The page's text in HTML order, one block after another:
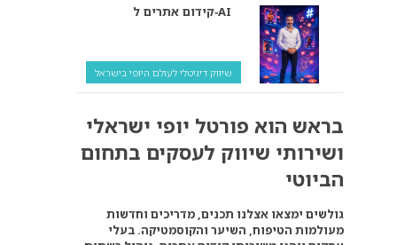
קידום אתרים ל‑AI
שיווק דיגיטלי לעולם היופי בישראל
ולמה העסק שלך צריך
להתאים את עצמו אליהם?
קידום ל‑AI לעומת קידום
רגיל: איפה הכסף נמצא
באמת?
בראש הוא פורטל יופי ישראלי
ושירותי שיווק לעסקים בתחום
הביוטי
גולשים ימצאו אצלנו תכנים, מדריכים וחדשות
מעולמות הטיפוח, השיער והקוסמטיקה. בעלי